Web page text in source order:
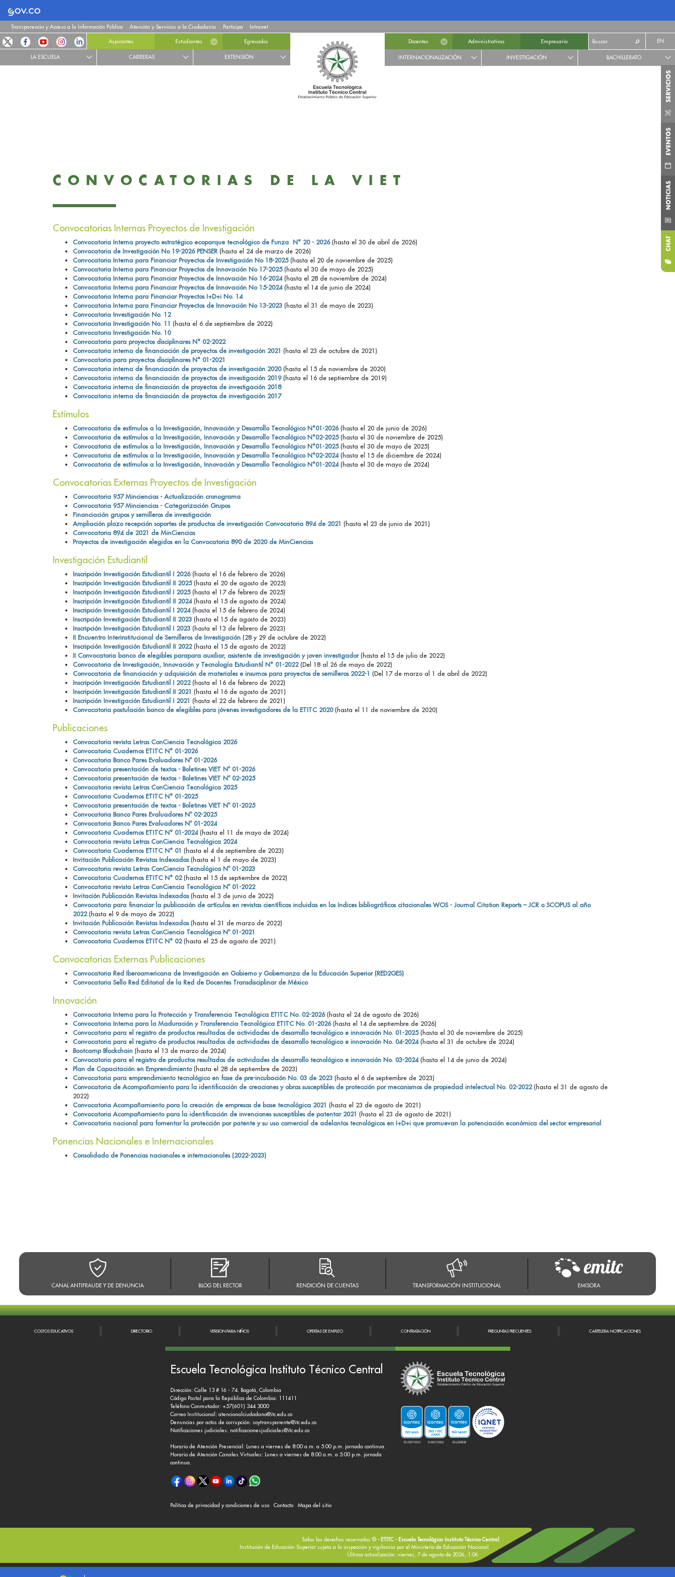
Logo Gobierno de Colombia
Transparencia y Acceso a la Información Pública Atención y Servicios a la Ciudadanía Participa Intranet
Aspirantes Estudiantes Egresados
LA ESCUELA CARRERAS EXTENSIÓN
Docentes Administrativos Empresario EN
INTERNACIONALIZACIÓN INVESTIGACIÓN BACHILLERATO
CANAL ANTIFRAUDE Y DE DENUNCIA BLOG DEL RECTOR RENDICIÓN DE CUENTAS TRANSFORMACIÓN INSTITUCIONAL EMISORA
CONVOCATORIAS DE LA VIET
Convocatorias Internas Proyectos de Investigación
Convocatoria Interna proyecto estratégico ecoparque tecnológico de Funza N° 20 - 2026(hasta el 30 de abril de 2026)
Convocatoria de Investigación No 19-2026 PENSER(hasta el 24 de marzo de 2026)
Convocatoria Interna para Financiar Proyectos de Investigación No 18-2025(hasta el 20 de noviembre de 2025)
Convocatoria Interna para Financiar Proyectos de Innovación No 17-2025(hasta el 30 de mayo de 2025)
Convocatoria Interna para Financiar Proyectos de Innovación No 16-2024(hasta el 28 de noviembre de 2024)
Convocatoria Interna para Financiar Proyectos de Innovación No 15-2024(hasta el 14 de junio de 2024)
Convocatoria Interna para Financiar Proyectos I+D+i No. 14
Convocatoria Interna para Financiar Proyectos de Innovación No 13-2023(hasta el 31 de mayo de 2023)
Convocatoria Investigación No. 12
Convocatoria Investigación No. 11 (hasta el 6 de septiembre de 2022)
Convocatoria Investigación No. 10
Convocatoria para proyectos disciplinares N° 02-2022
Convocatoria interna de financiación de proyectos de investigación 2021 (hasta el 23 de octubre de 2021)
Convocatoria para proyectos disciplinares N° 01-2021
Convocatoria interna de financiación de proyectos de investigación 2020(hasta el 15 de noviembre de 2020)
Convocatoria interna de financiación de proyectos de investigación 2019(hasta el 16 de septiembre de 2019)
Convocatoria interna de financiación de proyectos de investigación 2018
Convocatoria interna de financiación de proyectos de investigación 2017
Estímulos
Convocatoria de estímulos a la Investigación, Innovación y Desarrollo Tecnológico N°01-2026(hasta el 20 de junio de 2026)
Convocatoria de estímulos a la Investigación, Innovación y Desarrollo Tecnológico N°02-2025(hasta el 30 de noviembre de 2025)
Convocatoria de estímulos a la Investigación, Innovación y Desarrollo Tecnológico N°01-2025(hasta el 30 de mayo de 2025)
Convocatoria de estímulos a la Investigación, Innovación y Desarrollo Tecnológico N°02-2024(hasta el 15 de diciembre de 2024)
Convocatoria de estímulos a la Investigación, Innovación y Desarrollo Tecnológico N°01-2024(hasta el 30 de mayo de 2024)
Convocatorias Externas Proyectos de Investigación
Convocatoria 957 Minciencias - Actualización cronograma
Convocatoria 957 Minciencias - Categorización Grupos
Financiación grupos y semilleros de investigación
Ampliación plazo recepción soportes de productos de investigación Convocatoria 894 de 2021 (hasta el 23 de junio de 2021)
Convocatoria 894 de 2021 de MinCiencias
Proyectos de investigación elegidos en la Convocatoria 890 de 2020 de MinCiencias
Investigación Estudiantil
Inscripción Investigación Estudiantil I 2026(hasta el 16 de febrero de 2026)
Inscripción Investigación Estudiantil II 2025(hasta el 20 de agosto de 2025)
Inscripción Investigación Estudiantil I 2025(hasta el 17 de febrero de 2025)
Inscripción Investigación Estudiantil II 2024(hasta el 15 de agosto de 2024)
Inscripción Investigación Estudiantil I 2024(hasta el 15 de febrero de 2024)
Inscripción Investigación Estudiantil II 2023(hasta el 15 de agosto de 2023)
Inscripción Investigación Estudiantil I 2023(hasta el 13 de febrero de 2023)
II Encuentro Interinstitucional de Semilleros de Investigación(28 y 29 de octubre de 2022)
Inscripción Investigación Estudiantil II 2022(hasta el 15 de agosto de 2022)
II Convocatoria banco de elegibles parapara auxiliar, asistente de investigación y joven investigador(hasta el 15 de julio de 2022)
Convocatoria de Investigación, Innovación y Tecnología Estudiantil N° 01-2022(Del 18 al 26 de mayo de 2022)
Convocatoria de financiación y adquisición de materiales e insumos para proyectos de semilleros 2022-1 (Del 17 de marzo al 1 de abril de 2022)
Inscripción Investigación Estudiantil I 2022(hasta el 16 de febrero de 2022)
Inscripción Investigación Estudiantil II 2021 (hasta el 16 de agosto de 2021)
Inscripción Investigación Estudiantil I 2021 (hasta el 22 de febrero de 2021)
Convocatoria postulación banco de elegibles para jóvenes investigadores de la ETITC 2020(hasta el 11 de noviembre de 2020)
Publicaciones
Convocatoria revista Letras ConCiencia Tecnológica 2026
Convocatoria Cuadernos ETITC N° 01-2026
Convocatoria Banco Pares Evaluadores Nº 01-2026
Convocatoria presentación de textos - Boletines VIET Nº 01-2026
Convocatoria presentación de textos - Boletines VIET Nº 02-2025
Convocatoria revista Letras ConCiencia Tecnológica 2025
Convocatoria Cuadernos ETITC N° 01-2025
Convocatoria presentación de textos - Boletines VIET Nº 01-2025
Convocatoria Banco Pares Evaluadores Nº 02-2025
Convocatoria Banco Pares Evaluadores Nº 01-2024
Convocatoria Cuadernos ETITC N° 01-2024(hasta el 11 de mayo de 2024)
Convocatoria revista Letras ConCiencia Tecnológica 2024
Convocatoria Cuadernos ETITC N° 01 (hasta el 4 de septiembre de 2023)
Invitación Publicación Revistas Indexadas(hasta el 1 de mayo de 2023)
Convocatoria revista Letras ConCiencia Tecnológica Nº 01-2023
Convocatoria Cuadernos ETITC N° 02(hasta el 15 de septiembre de 2022)
Convocatoria revista Letras ConCiencia Tecnológica Nº 01-2022
Invitación Publicación Revistas Indexadas(hasta el 3 de junio de 2022)
Convocatoria para financiar la publicación de artículos en revistas científicas incluidas en los índices bibliográficos citacionales WOS - Journal Citation Reports – JCR o SCOPUS al año
2022(hasta el 9 de mayo de 2022)
Invitación Publicación Revistas Indexadas(hasta el 31 de marzo de 2022)
Convocatoria revista Letras ConCiencia Tecnológica Nº 01-2021
Convocatoria Cuadernos ETITC N° 02(hasta el 25 de agosto de 2021)
Convocatorias Externas Publicaciones
Convocatoria Red Iberoamericana de Investigación en Gobierno y Gobernanza de la Educación Superior (RED2GES)
Convocatoria Sello Red Editorial de la Red de Docentes Transdisciplinar de México
Innovación
Convocatoria Interna para la Protección y Transferencia Tecnológica ETITC No. 02-2026(hasta el 24 de agosto de 2026)
Convocatoria Interna para la Maduración y Transferencia Tecnológica ETITC No. 01-2026(hasta el 14 de septiembre de 2026)
Convocatoria para el registro de productos resultados de actividades de desarrollo tecnológico e innovación No. 01-2025(hasta el 30 de noviembre de 2025)
Convocatoria para el registro de productos resultados de actividades de desarrollo tecnológico e innovación No. 04-2024(hasta el 31 de octubre de 2024)
Bootcamp Blockchain(hasta el 13 de marzo de 2024)
Convocatoria para el registro de productos resultados de actividades de desarrollo tecnológico e innovación No. 03-2024(hasta el 14 de junio de 2024)
Plan de Capacitación en Emprendimiento(hasta el 28 de septiembre de 2023)
Convocatoria para emprendimiento tecnológico en fase de pre-incubación No. 03 de 2023(hasta el 6 de septiembre de 2023)
Convocatoria de Acompañamiento para la identificación de creaciones y obras susceptibles de protección por mecanismos de propiedad intelectual No. 02-2022(hasta el 31 de agosto de
2022)
Convocatoria Acompañamiento para la creación de empresas de base tecnológica 2021 (hasta el 23 de agosto de 2021)
Convocatoria Acompañamiento para la identificación de invenciones susceptibles de patentar 2021 (hasta el 23 de agosto de 2021)
Convocatoria nacional para fomentar la protección por patente y su uso comercial de adelantos tecnológicos en I+D+i que promuevan la potenciación económica del sector empresarial
Ponencias Nacionales e Internacionales
Consolidado de Ponencias nacionales e internacionales (2022-2023)
COSTOS EDUCATIVOS DIRECTORIO VERSION PARA NIÑOS OFERTAS DE EMPLEO CONTRATACIÓN PREGUNTAS FRECUENTES CARTELERA NOTIFICACIONES
Escuela Tecnológica Instituto Técnico Central
Dirección: Calle 13 # 16 - 74. Bogotá, Colombia
Código Postal para la República de Colombia: 111411
Teléfono Conmutador: +57(601) 344 3000
Correo Institucional: atencionalciudadano@itc.edu.co
Denuncias por actos de corrupción: soytransparente@itc.edu.co
Notificaciones judiciales: notificacionesjudiciales@itc.edu.co
Horario de Atención Presencial: Lunes a viernes de 8:00 a.m. a 5:00 p.m. jornada continua.
Horario de Atención Canales Virtuales: Lunes a viernes de 8:00 a.m. a 5:00 p.m. jornada
continua.
Política de privacidad y condiciones de uso Contacto Mapa del sitio
Todos los derechos reservados © - ETITC - Escuela Tecnológica Instituto Técnico Central
Institución de Educación Superior sujeta a la inspección y vigilancia por el Ministerio de Educación Nacional
Última actualización: viernes, 7 de agosto de 2026, 1:06